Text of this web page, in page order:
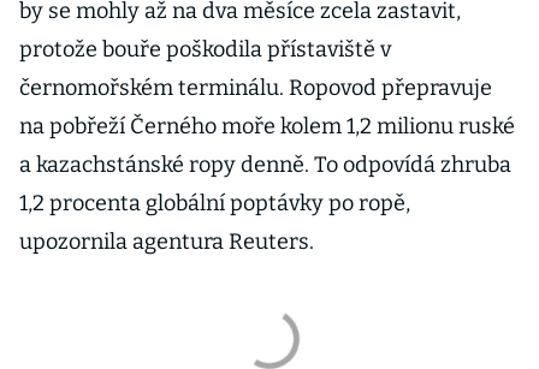
by se mohly až na dva měsíce zcela zastavit,
protože bouře poškodila přístaviště v
černomořském terminálu. Ropovod přepravuje
na pobřeží Černého moře kolem 1,2 milionu ruské
a kazachstánské ropy denně. To odpovídá zhruba
1,2 procenta globální poptávky po ropě,
upozornila agentura Reuters.